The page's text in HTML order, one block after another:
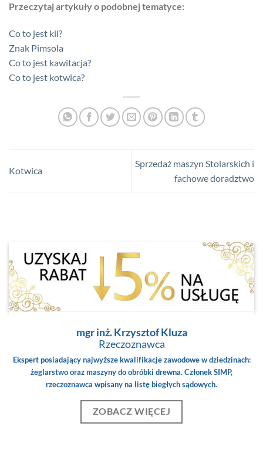
Przeczytaj artykuły o podobnej tematyce:
Co to jest kil?
Znak Pimsola
Co to jest kawitacja?
Co to jest kotwica?
Kotwica
Sprzedaż maszyn Stolarskich i
fachowe doradztwo
mgr inż. Krzysztof Kluza
Rzeczoznawca
Ekspert posiadający najwyższe kwalifikacje zawodowe w dziedzinach:
żeglarstwo oraz maszyny do obróbki drewna. Członek SIMP,
rzeczoznawca wpisany na listę biegłych sądowych.
ZOBACZ WIĘCEJ